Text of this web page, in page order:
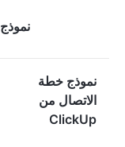
نموذج
نموذج خطة
الاتصال من
ClickUp